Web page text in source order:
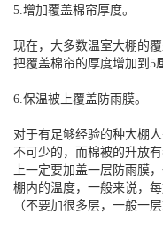
5.增加覆盖棉帘厚度。
现在，大多数温室大棚的
把覆盖棉帘的厚度增加到5
6.保温被上覆盖防雨膜。
对于有足够经验的种大棚
不可少的，而棉被的升放
上一定要加盖一层防雨膜
棚内的温度，一般来说，
（不要加很多层，一般一层